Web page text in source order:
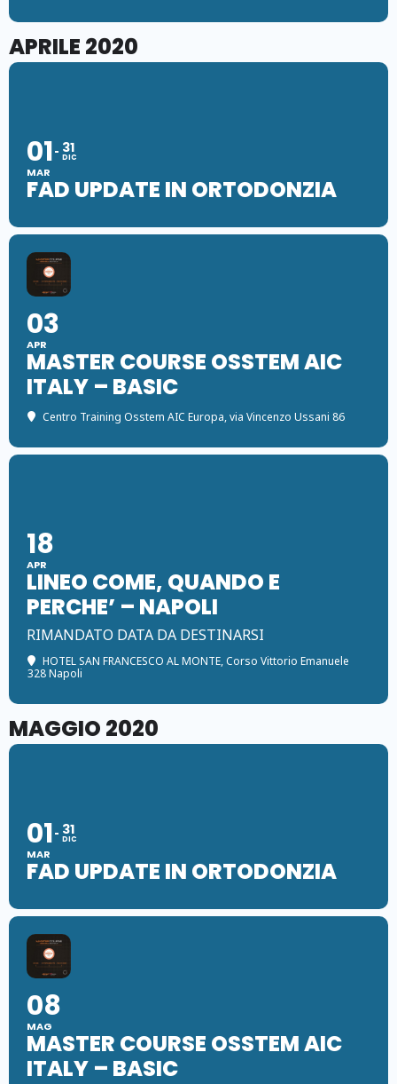
APRILE 2020
01
MAR
31
DIC
FAD UPDATE IN ORTODONZIA
03
APR
MASTER COURSE OSSTEM AIC
ITALY – BASIC
Centro Training Osstem AIC Europa, via Vincenzo Ussani 86
18
APR
LINEO COME, QUANDO E
PERCHE’ – NAPOLI
RIMANDATO DATA DA DESTINARSI
HOTEL SAN FRANCESCO AL MONTE, Corso Vittorio Emanuele
328 Napoli
MAGGIO 2020
01
MAR
31
DIC
FAD UPDATE IN ORTODONZIA
08
MAG
MASTER COURSE OSSTEM AIC
ITALY – BASIC